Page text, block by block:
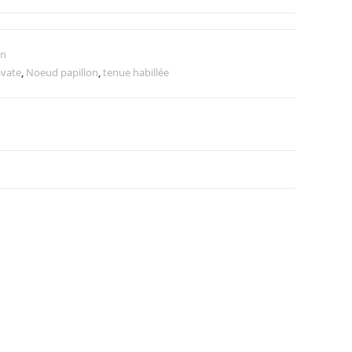
, Noeud papillon,tenue habillée